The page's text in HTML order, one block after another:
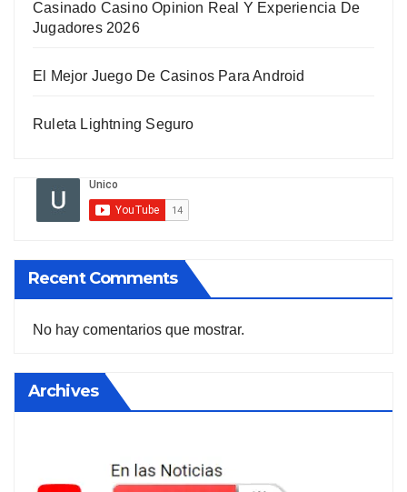
Casinado Casino Opinion Real Y Experiencia De
Jugadores 2026
El Mejor Juego De Casinos Para Android
Ruleta Lightning Seguro
Recent Comments
No hay comentarios que mostrar.
Archives